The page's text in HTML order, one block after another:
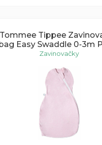
Tommee Tippee
Easy Swaddle 0-3m
Zavinovačky